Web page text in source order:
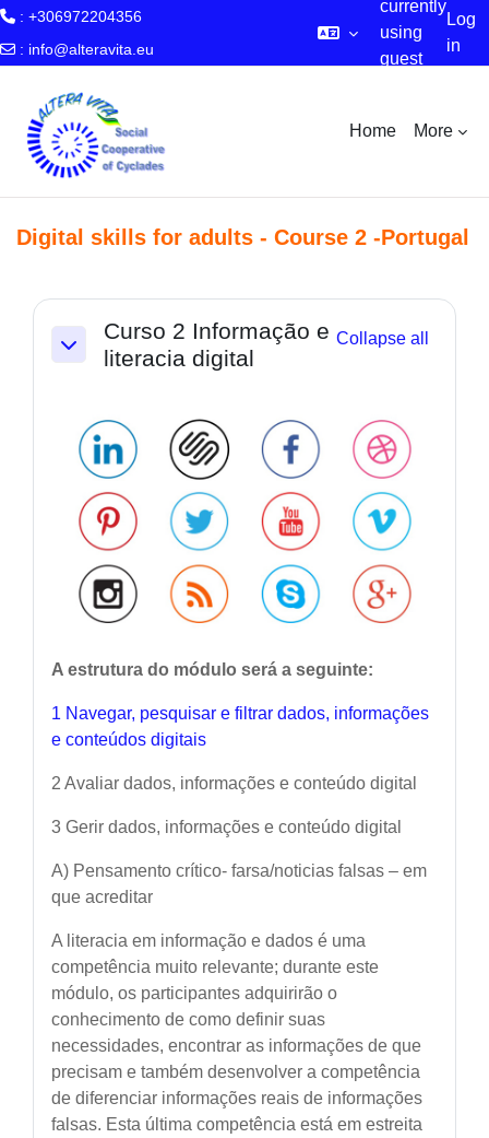
: +306972204356
: info@alteravita.eu
currently
using
guest
Log
in
Home More
Digital skills for adults - Course 2 -Portugal
Section outline
Collapse
Curso 2 Informação e
literacia digital
Collapse all
A estrutura do módulo será a seguinte:
1 Navegar, pesquisar e filtrar dados, informações
e conteúdos digitais
2 Avaliar dados, informações e conteúdo digital
3 Gerir dados, informações e conteúdo digital
A) Pensamento crítico- farsa/noticias falsas – em
que acreditar
A literacia em informação e dados é uma
competência muito relevante; durante este
módulo, os participantes adquirirão o
conhecimento de como definir suas
necessidades, encontrar as informações de que
precisam e também desenvolver a competência
de diferenciar informações reais de informações
falsas. Esta última competência está em estreita